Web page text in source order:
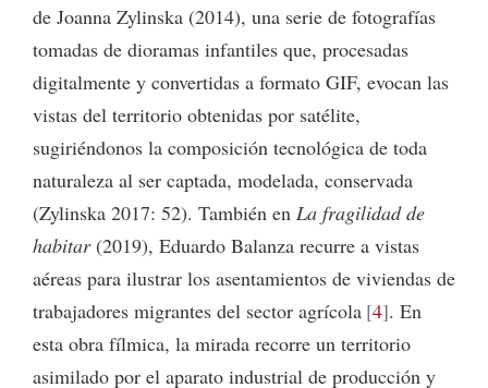
de Joanna Zylinska (2014), una serie de fotografías
tomadas de dioramas infantiles que, procesadas
digitalmente y convertidas a formato GIF, evocan las
vistas del territorio obtenidas por satélite,
sugiriéndonos la composición tecnológica de toda
naturaleza al ser captada, modelada, conservada
(Zylinska 2017: 52). También en La fragilidad de
habitar(2019), Eduardo Balanza recurre a vistas
aéreas para ilustrar los asentamientos de viviendas de
trabajadores migrantes del sector agrícola 4 . En
esta obra fílmica, la mirada recorre un territorio
asimilado por el aparato industrial de producción y